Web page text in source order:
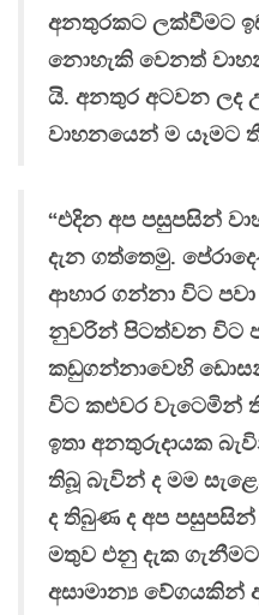
අනතුරකට ලක්වීමට
නොහැකි වෙනත්
යි. අනතුර අටවන
වාහනයෙන් ම යෑමට
“එදින අප පසුපසින්
දැන ගත්තෙමු.
ආහාර ගන්නා විට
නුවරින් පිටත්වන විට
කඩුගන්නාවෙහි
විට කළුවර වැටෙමින්
ඉතා අනතුරුදායක
තිබූ බැවින් ද මම
ද තිබුණ ද අප
මතුව එනු දැක
අසාමාන්‍ය වේගයකින්